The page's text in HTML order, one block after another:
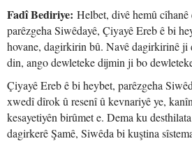
Fadî Bediriye: Helbet, divê hemû
parêzgeha Siwêdayê, Çiyayê Ereb ê bi
hovane, dagirkirin bû. Navê dagirkirinê ji
din, ango dewleteke dijmin ji bo
Çiyayê Ereb ê bi heybet, parêzgeha
xwedî dîrok û resenî û kevnariyê ye,
kesayetiyên birûmet e. Dema ku
dagirkerê Şamê, Siwêda bi kuştina